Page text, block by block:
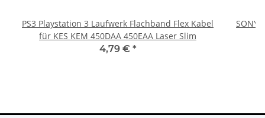
PS3 Playstation 3 Laufwerk Flachband Flex Kabel
für KES KEM 450DAA 450EAA Laser Slim
4,79 € *
SONY